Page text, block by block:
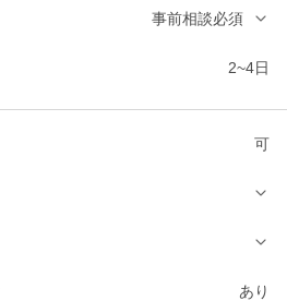
事前相談必須
2~4日
可
あり